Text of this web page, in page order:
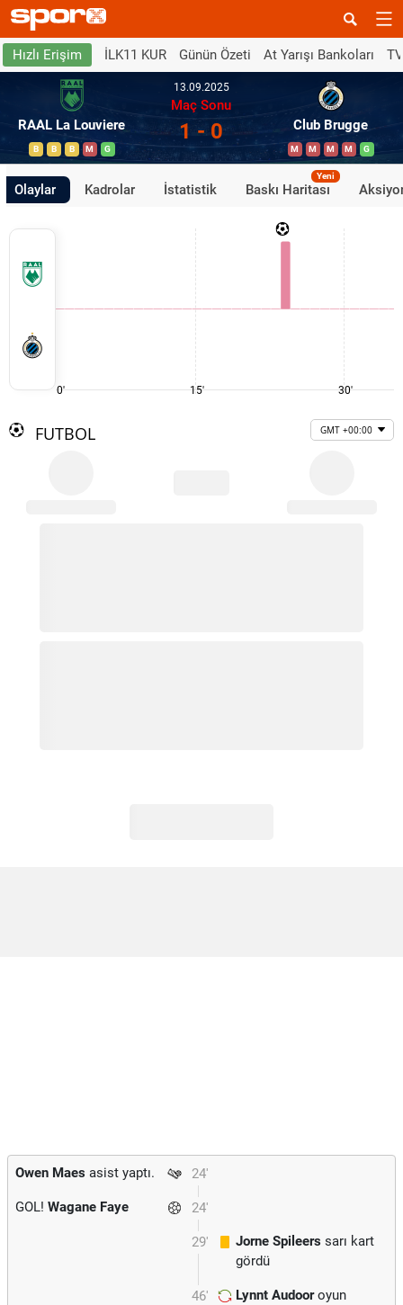
Hızlı Erişim İLK11 KUR Günün Özeti At Yarışı Bankoları
RAAL La Louviere
B B B M G
13.09.2025
Maç Sonu
1 - 0 Club Brugge
M M M M G
Olaylar Kadrolar İstatistik Baskı Haritası
Yeni
0' 15' 30'
FUTBOL GMT +00:00
24'
Owen Maes asist yaptı.
24'
GOL! Wagane Faye
29' Jorne Spileers sarı kart
gördü
46' Lynnt Audooroyun